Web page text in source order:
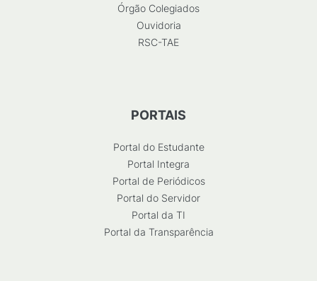
Órgão Colegiados
Ouvidoria
RSC-TAE
PORTAIS
Portal do Estudante
Portal Integra
Portal de Periódicos
Portal do Servidor
Portal da TI
Portal da Transparência